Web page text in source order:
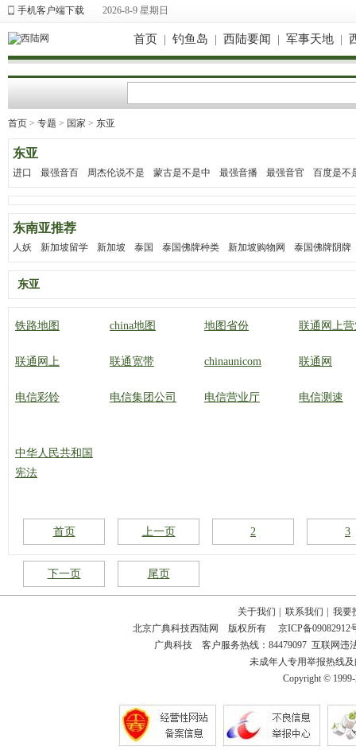
手机客户端下载 2026-8-9 星期日
首页 | 钓鱼岛 | 西陆要闻 | 军事天地 |
首页 > 专题 > 国家 > 东亚
东亚
进口 最强音百 周杰伦说不是 蒙古是不是中 最强音播 最强音官 百度是不
东南亚推荐
人妖 新加坡留学 新加坡 泰国 泰国佛牌种类 新加坡购物网 泰国佛牌阴牌
东亚
铁路地图 china地图 地图省份 联通网上
联通网上 联通宽带 chinaunicom 联通网
电信彩铃 电信集团公司 电信营业厅 电信测速
中华人民共和国
宪法
首页 上一页 2 3
下一页 尾页
关于我们 联系我们
我要
北京广典科技西陆网 版权所有
京ICP备09082912
广典科技 客户服务热线：84479097 互联网违
未成年人专用举报热线
Copyright ©